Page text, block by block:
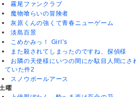
霧尾ファンクラブ
魔物喰らいの冒険者
灰原くんの強くて青春ニューゲーム
淡島百景
こめかみっ！ Girl’s
また殺されてしまったのですね、探偵様
お隣の天使様にいつの間にか駄目人間にさ
ていた件2
スノウボールアース
曜